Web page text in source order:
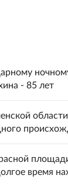
- 85 лет
время